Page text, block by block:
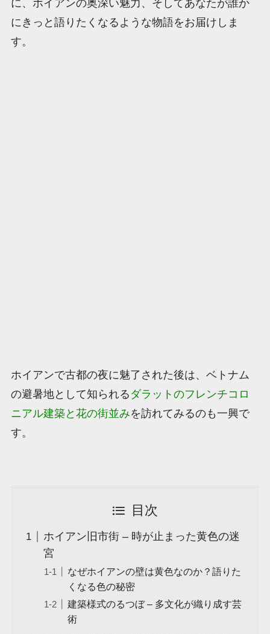
に、ホイアンの奥深い魅力、そしてあなたが誰か
にきっと語りたくなるような物語をお届けしま
す。
ホイアンで古都の夜に魅了された後は、ベトナム
の避暑地として知られる ダラットのフレンチコロ
ニアル建築と花の街並みを訪れてみるのも一興で
す。
目次
ホイアン旧市街 – 時が止まった黄色の迷
宮
なぜホイアンの壁は黄色なのか？語りた
くなる色の秘密
建築様式のるつぼ – 多文化が織り成す芸
術